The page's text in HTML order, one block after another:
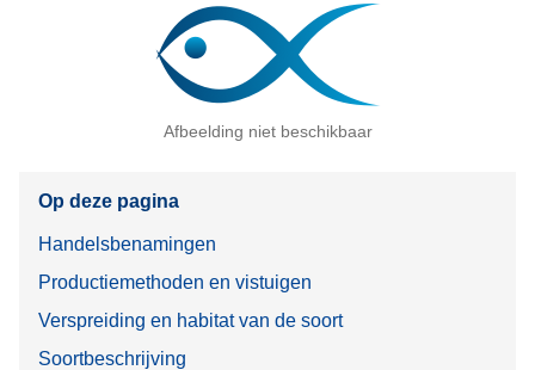
Afbeelding niet beschikbaar
Op deze pagina
Handelsbenamingen
Productiemethoden en vistuigen
Verspreiding en habitat van de soort
Soortbeschrijving